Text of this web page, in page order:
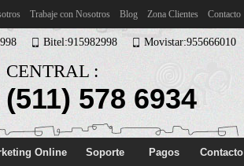
Contacto
Zona Clientes
Blog
Trabaje con Nosotros
Movistar:955666010
Bitel:915982998
CENTRAL :
(511) 578 6934
Online Soporte Pagos Contacto